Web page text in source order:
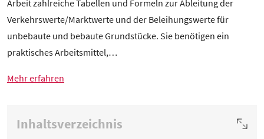
Arbeit zahlreiche Tabellen und Formeln zur Ableitung der
Verkehrswerte/Marktwerte und der Beleihungswerte für
unbebaute und bebaute Grundstücke. Sie benötigen ein
praktisches Arbeitsmittel,…
Mehr erfahren
Inhaltsverzeichnis